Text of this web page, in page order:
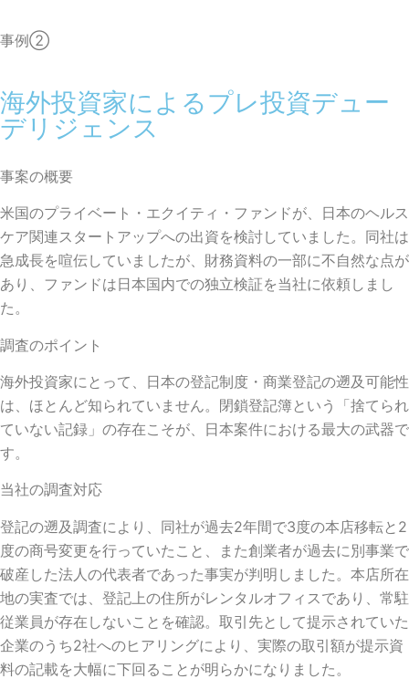
事例②
海外投資家によるプレ投資デュー
デリジェンス
事案の概要
米国のプライベート・エクイティ・ファンドが、日本のヘルス
ケア関連スタートアップへの出資を検討していました。同社は
急成長を喧伝していましたが、財務資料の一部に不自然な点が
あり、ファンドは日本国内での独立検証を当社に依頼しまし
た。
調査のポイント
海外投資家にとって、日本の登記制度・商業登記の遡及可能性
は、ほとんど知られていません。閉鎖登記簿という「捨てられ
ていない記録」の存在こそが、日本案件における最大の武器で
す。
当社の調査対応
登記の遡及調査により、同社が過去2年間で3度の本店移転と2
度の商号変更を行っていたこと、また創業者が過去に別事業で
破産した法人の代表者であった事実が判明しました。本店所在
地の実査では、登記上の住所がレンタルオフィスであり、常駐
従業員が存在しないことを確認。取引先として提示されていた
企業のうち2社へのヒアリングにより、実際の取引額が提示資
料の記載を大幅に下回ることが明らかになりました。